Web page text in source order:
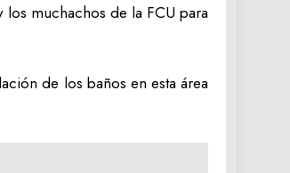
muchachos de la FCU para
de los baños en esta área